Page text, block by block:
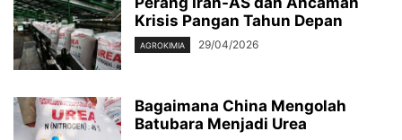
Krisis Pangan Tahun Depan
AGROKIMIA 29/04/2026
Bagaimana China Mengolah
Batubara Menjadi Urea